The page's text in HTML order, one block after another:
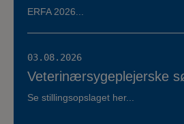
veterinærsygeplejerske
ERFA 2026...
03.08.2026
Veterinærsygeplejerske
Hvidsten Dyrehospital
Se stillingsopslaget her...